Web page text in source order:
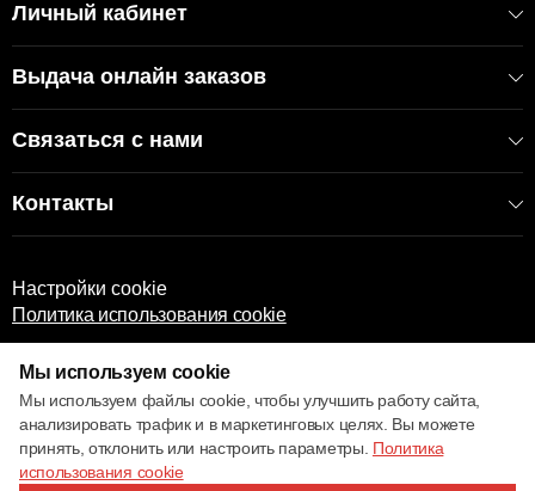
Личный кабинет
Выдача онлайн заказов
Связаться с нами
Контакты
Настройки cookie
Политика использования cookie
© 2017 – 2026 ECOM
Мы используем cookie
Мы используем файлы cookie, чтобы улучшить работу сайта,
анализировать трафик и в маркетинговых целях. Вы можете
принять, отклонить или настроить параметры. Политика
использования cookie